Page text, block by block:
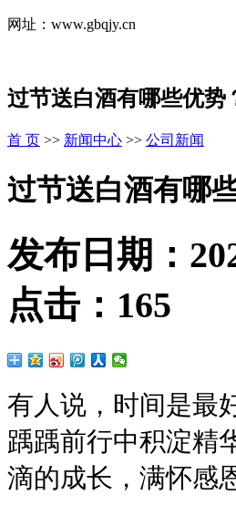
网址：www.gbqjy.cn
过节送白酒有哪些优势
首 页 >> 新闻中心 >> 公司新闻
过节送白酒有哪
发布日期：
点击： 165
有人说，时间是最
踽踽前行中积淀精
滴的成长，满怀感